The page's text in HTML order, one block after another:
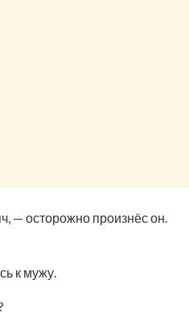
— осторожно произнёс он.
к мужу.